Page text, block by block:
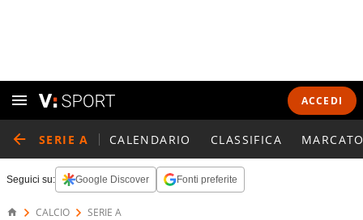
ACCEDI
SERIE A CALENDARIO CLASSIFICA
Seguici su: Google Discover Fonti preferite
CALCIO SERIE A